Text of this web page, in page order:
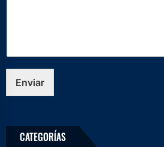
e
Enviar
CATEGORÍAS